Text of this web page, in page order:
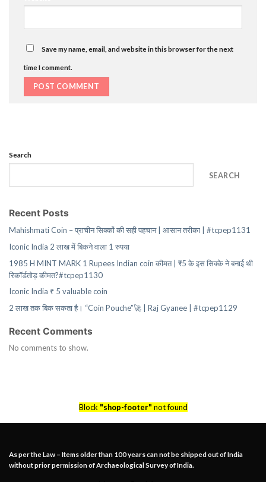
Save my name, email, and website in this browser for the next
time I comment.
Search
SEARCH
Recent Posts
Mahishmati Coin – प्राचीन सिक्कों की सही पहचान | आसान तरीका | #tcpep1131
Iconic India 2 लाख में बिकने वाला 1 रुपया
1985 H MINT MARK 1 Rupees Indian coin कीमत | ₹5 के इस सिक्के ने बनाई थी
रिकॉर्डतोड़ कीमत?#tcpep1130
Iconic India ₹ 5 valuable coin
2 लाख तक बिक सकता है। “Coin Pouche”🚀 | Raj Gyanee | #tcpep1129
Recent Comments
No comments to show.
Block "shop-footer" not found
As per the Law – Items older than 100 years can not be shipped out of India
without prior permission of Archaeological Survey of India.